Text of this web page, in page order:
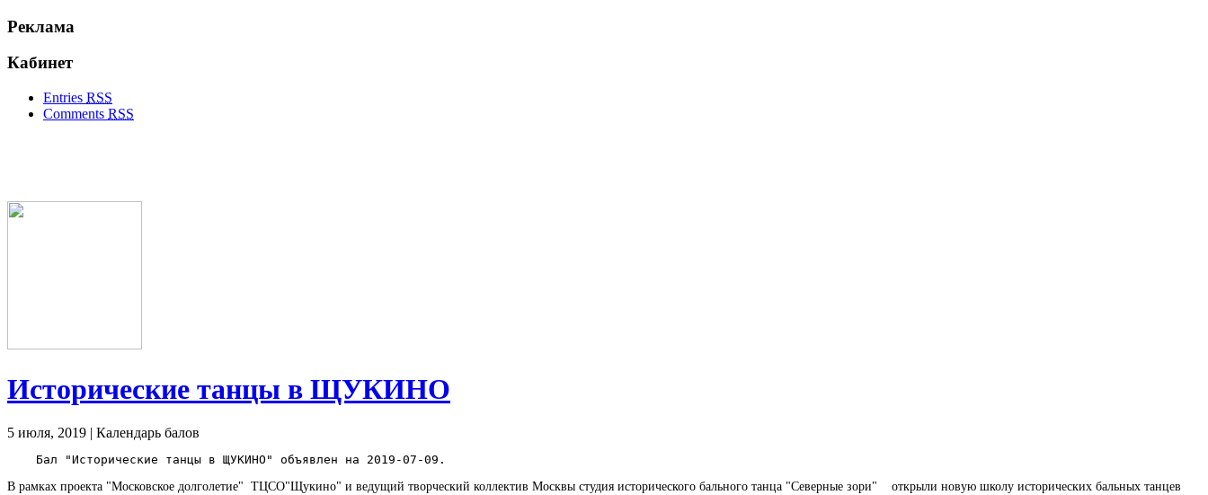
Реклама
Кабинет
Entries RSS
Comments RSS
Исторические танцы в ЩУКИНО
5 июля, 2019 | Календарь балов
В рамках проекта "Московское долголетие" ТЦСО"Щукино" и ведущий творческий коллектив Москвы студия исторического бального танца "Северные зори"
открыли новую школу исторических бальных танцев